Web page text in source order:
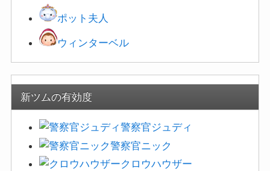
ポット夫人
ウィンターベル
新ツムの有効度
警察官ジュディ
警察官ニック
クロウハウザー